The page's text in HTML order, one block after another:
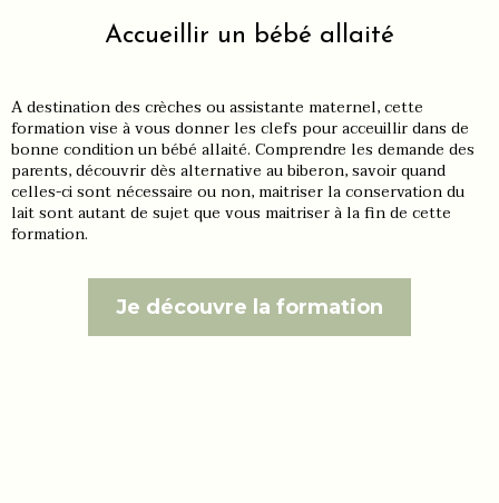
Accueillir un bébé allaité
A destination des crèches ou assistante maternel, cette
formation vise à vous donner les clefs pour acceuillir dans de
bonne condition un bébé allaité. Comprendre les demande des
parents, découvrir dès alternative au biberon, savoir quand
celles-ci sont nécessaire ou non, maitriser la conservation du
lait sont autant de sujet que vous maitriser à la fin de cette
formation.
Je découvre la formation